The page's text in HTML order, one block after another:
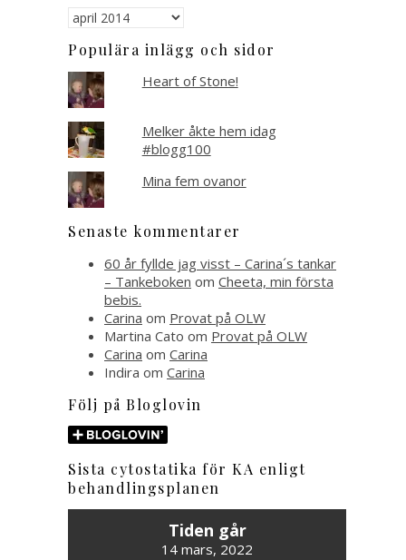
Arkiverat
Populära inlägg och sidor
Heart of Stone!
Melker åkte hem idag
#blogg100
Mina fem ovanor
Senaste kommentarer
60 år fyllde jag visst – Carina´s tankar
– Tankeboken om Cheeta, min första
bebis.
Carina om Provat på OLW
Martina Cato om Provat på OLW
Carina om Carina
Indira om Carina
Följ på Bloglovin
Sista cytostatika för KA enligt
behandlingsplanen
Tiden går
14 mars, 2022